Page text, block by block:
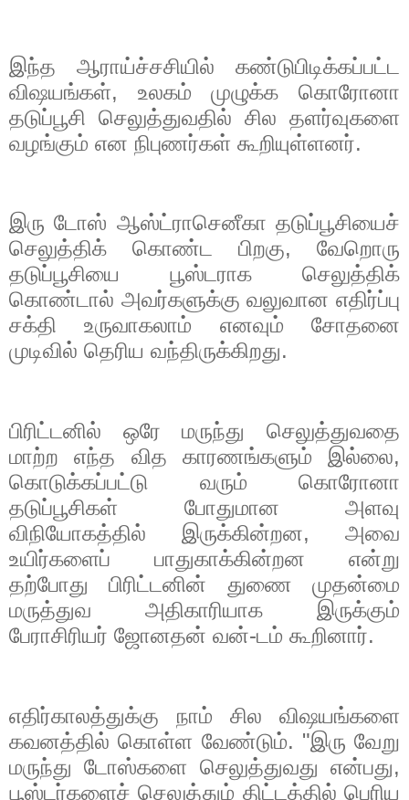
இந்த ஆராய்ச்சசியில் கண்டுபிடிக்கப்பட்ட
விஷயங்கள், உலகம் முழுக்க கொரோனா
தடுப்பூசி செலுத்துவதில் சில தளர்வுகளை
வழங்கும் என நிபுணர்கள் கூறியுள்ளனர்.
இரு டோஸ் ஆஸ்ட்ராசெனீகா தடுப்பூசியைச்
செலுத்திக் கொண்ட பிறகு, வேறொரு
தடுப்பூசியை பூஸ்டராக செலுத்திக்
கொண்டால் அவர்களுக்கு வலுவான எதிர்ப்பு
சக்தி உருவாகலாம் எனவும் சோதனை
முடிவில் தெரிய வந்திருக்கிறது.
பிரிட்டனில் ஒரே மருந்து செலுத்துவதை
மாற்ற எந்த வித காரணங்களும் இல்லை,
கொடுக்கப்பட்டு வரும் கொரோனா
தடுப்பூசிகள் போதுமான அளவு
விநியோகத்தில் இருக்கின்றன, அவை
உயிர்களைப் பாதுகாக்கின்றன என்று
தற்போது பிரிட்டனின் துணை முதன்மை
மருத்துவ அதிகாரியாக இருக்கும்
பேராசிரியர் ஜோனதன் வன்-டம் கூறினார்.
எதிர்காலத்துக்கு நாம் சில விஷயங்களை
கவனத்தில் கொள்ள வேண்டும். "இரு வேறு
மருந்து டோஸ்களை செலுத்துவது என்பது,
பூஸ்டர்களைச் செலுத்தும் திட்டத்தில் பெரிய